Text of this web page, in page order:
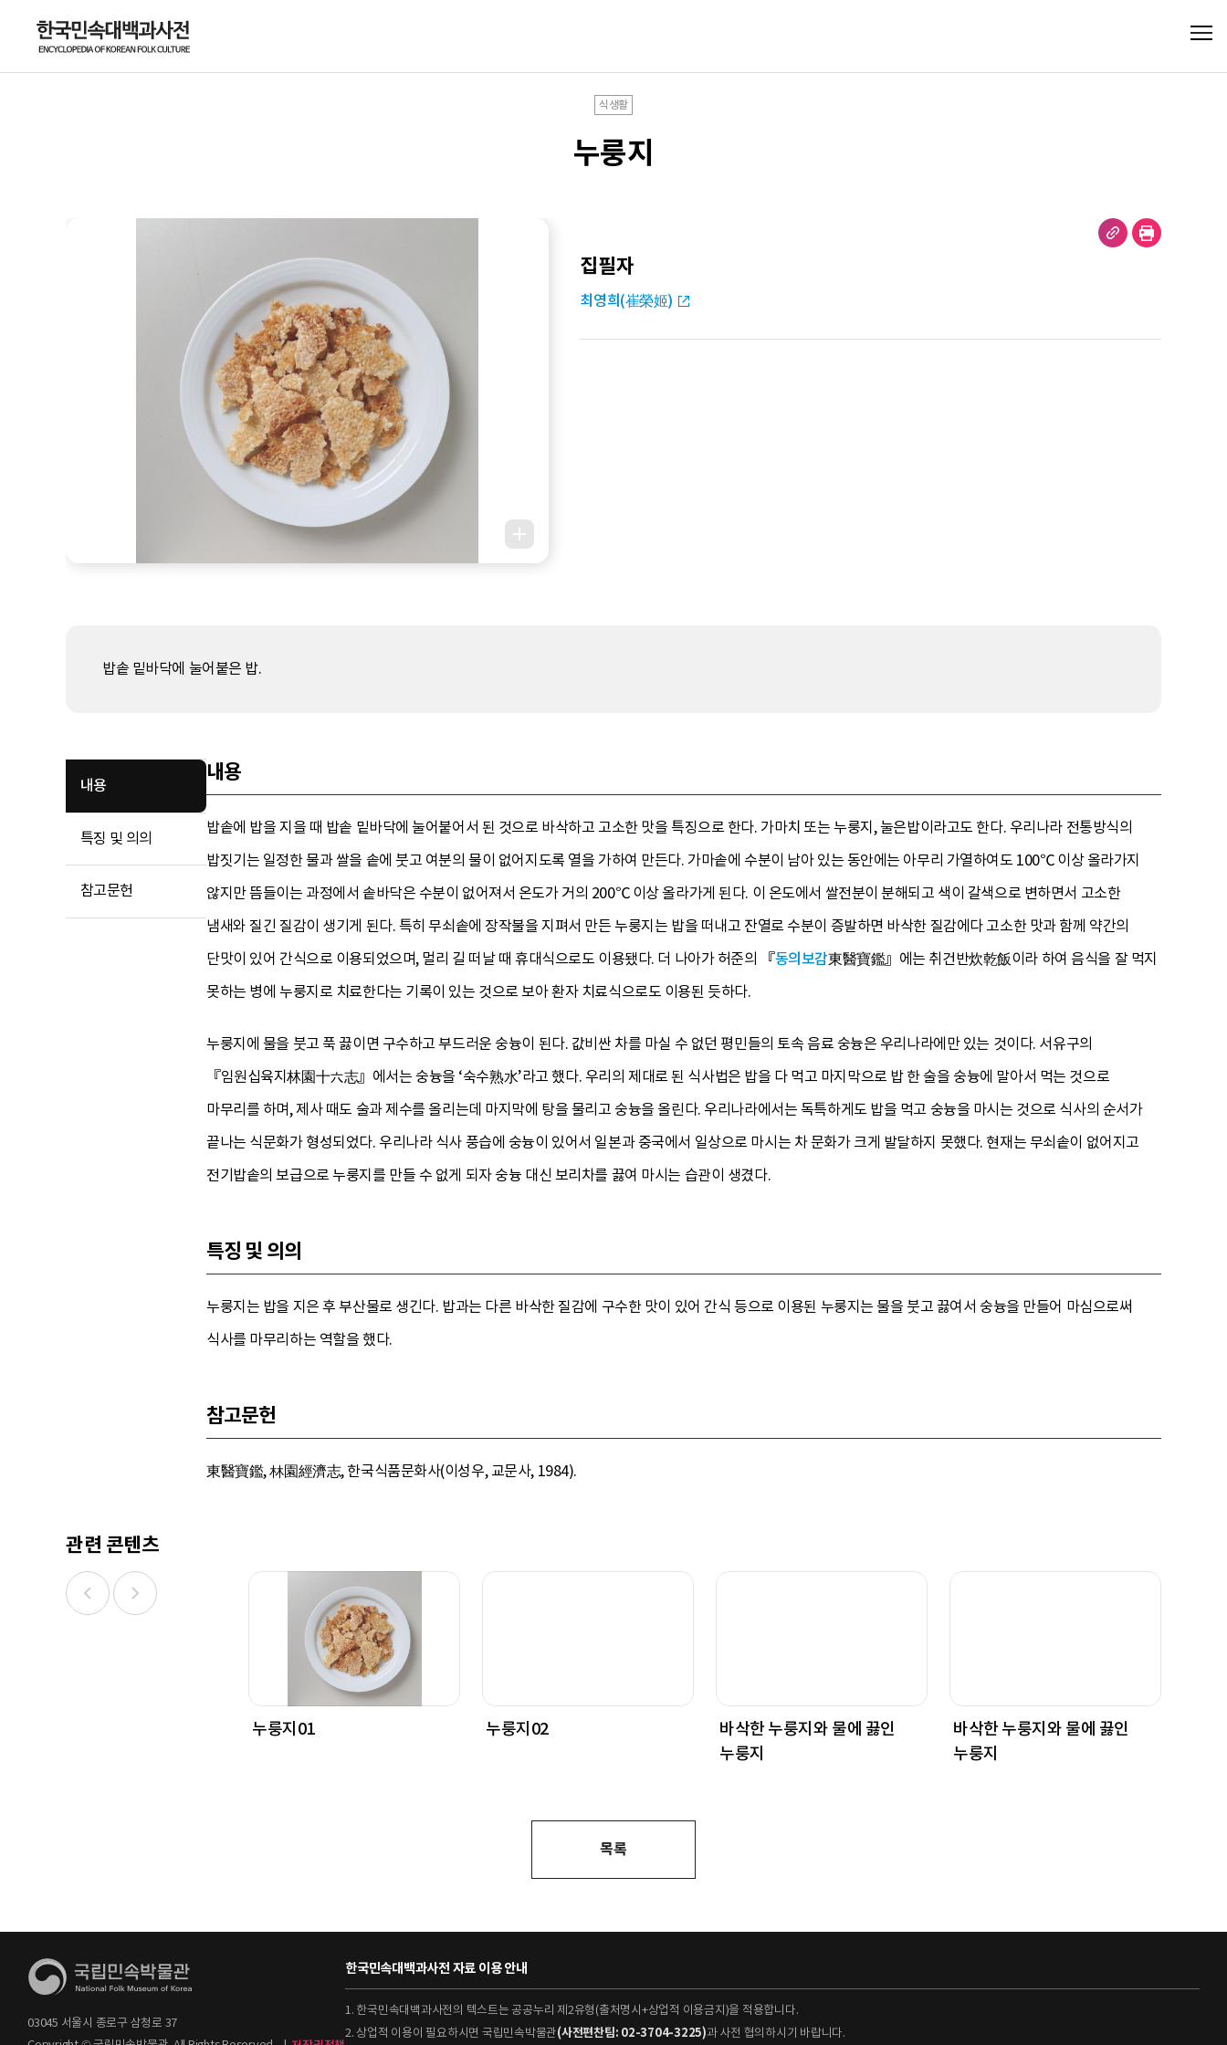
식생활
누룽지
집필자
최영희(崔榮姬)
밥솥 밑바닥에 눌어붙은 밥.
내용
특징 및 의의
참고문헌
내용
밥솥에 밥을 지을 때 밥솥 밑바닥에 눌어붙어서 된 것으로 바삭하고 고소한 맛을 특징으로 한다. 가마치 또는 누룽지, 눌은밥이라고도 한다. 우리나라 전통방식의
밥짓기는 일정한 물과 쌀을 솥에 붓고 여분의 물이 없어지도록 열을 가하여 만든다. 가마솥에 수분이 남아 있는 동안에는 아무리 가열하여도 100℃ 이상 올라가지
않지만 뜸들이는 과정에서 솥바닥은 수분이 없어져서 온도가 거의 200℃ 이상 올라가게 된다. 이 온도에서 쌀전분이 분해되고 색이 갈색으로 변하면서 고소한
냄새와 질긴 질감이 생기게 된다. 특히 무쇠솥에 장작불을 지펴서 만든 누룽지는 밥을 떠내고 잔열로 수분이 증발하면 바삭한 질감에다 고소한 맛과 함께 약간의
단맛이 있어 간식으로 이용되었으며, 멀리 길 떠날 때 휴대식으로도 이용됐다. 더 나아가 허준의 『동의보감東醫寶鑑』에는 취건반炊乾飯이라 하여 음식을 잘 먹지
못하는 병에 누룽지로 치료한다는 기록이 있는 것으로 보아 환자 치료식으로도 이용된 듯하다.
누룽지에 물을 붓고 푹 끓이면 구수하고 부드러운 숭늉이 된다. 값비싼 차를 마실 수 없던 평민들의 토속 음료 숭늉은 우리나라에만 있는 것이다. 서유구의
『임원십육지林園十六志』에서는 숭늉을 ‘숙수熟水’라고 했다. 우리의 제대로 된 식사법은 밥을 다 먹고 마지막으로 밥 한 술을 숭늉에 말아서 먹는 것으로
마무리를 하며, 제사 때도 술과 제수를 올리는데 마지막에 탕을 물리고 숭늉을 올린다. 우리나라에서는 독특하게도 밥을 먹고 숭늉을 마시는 것으로 식사의 순서가
끝나는 식문화가 형성되었다. 우리나라 식사 풍습에 숭늉이 있어서 일본과 중국에서 일상으로 마시는 차 문화가 크게 발달하지 못했다. 현재는 무쇠솥이 없어지고
전기밥솥의 보급으로 누룽지를 만들 수 없게 되자 숭늉 대신 보리차를 끓여 마시는 습관이 생겼다.
특징 및 의의
누룽지는 밥을 지은 후 부산물로 생긴다. 밥과는 다른 바삭한 질감에 구수한 맛이 있어 간식 등으로 이용된 누룽지는 물을 붓고 끓여서 숭늉을 만들어 마심으로써
식사를 마무리하는 역할을 했다.
참고문헌
東醫寶鑑, 林園經濟志, 한국식품문화사(이성우, 교문사, 1984).
관련 콘텐츠
누룽지01 누룽지02
바삭한 누룽지와 물에 끓인
누룽지
바삭한 누룽지와 물에 끓인
누룽지
목록
03045 서울시 종로구 삼청로 37
한국민속대백과사전 자료 이용 안내
1. 한국민속대백과사전의 텍스트는 공공누리 제2유형(출처명시+상업적 이용금지)을 적용합니다.
2. 상업적 이용이 필요하시면 국립민속박물관(사전편찬팀: 02-3704-3225)과 사전 협의하시기 바랍니다.